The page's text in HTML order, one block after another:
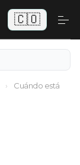
🇨🇴
›
Cuándo está